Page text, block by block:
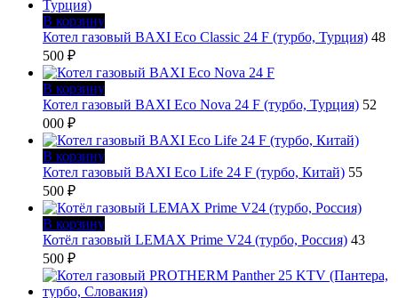
В корзину
Котел газовый BAXI Eco Classic 24 F (турбо, Турция) 48
500 ₽
В корзину
Котел газовый BAXI Eco Nova 24 F (турбо, Турция) 52
000 ₽
В корзину
Котел газовый BAXI Eco Life 24 F (турбо, Китай) 55
500 ₽
В корзину
Котёл газовый LEMAX Prime V24 (турбо, Россия) 43
500 ₽